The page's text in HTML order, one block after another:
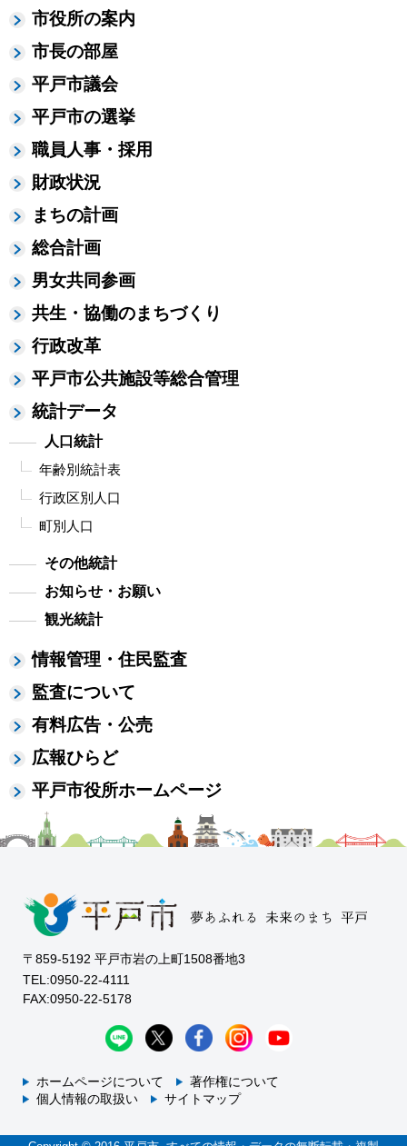
市役所の案内
市長の部屋
平戸市議会
平戸市の選挙
職員人事・採用
財政状況
まちの計画
総合計画
男女共同参画
共生・協働のまちづくり
行政改革
平戸市公共施設等総合管理
統計データ
人口統計
年齢別統計表
行政区別人口
町別人口
その他統計
お知らせ・お願い
観光統計
情報管理・住民監査
監査について
有料広告・公売
広報ひらど
平戸市役所ホームページ
〒859-5192 平戸市岩の上町1508番地3
TEL:0950-22-4111
FAX:0950-22-5178
ホームページについて
著作権について
個人情報の取扱い
サイトマップ